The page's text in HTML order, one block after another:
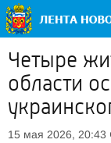
Четыре
области
15 мая 2026, 20:43